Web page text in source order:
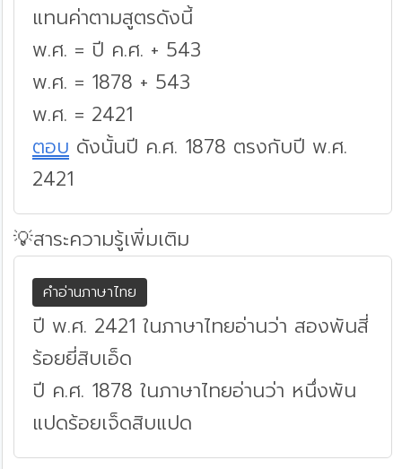
แทนค่าตามสูตรดังนี้
พ.ศ. = ปี ค.ศ. + 543
พ.ศ. = 1878 + 543
พ.ศ. = 2421
ตอบ ดังนั้นปี ค.ศ. 1878 ตรงกับปี พ.ศ.
2421
💡สาระความรู้เพิ่มเติม
คำอ่านภาษาไทย
ปี พ.ศ. 2421 ในภาษาไทยอ่านว่า สองพันสี่
ร้อยยี่สิบเอ็ด
ปี ค.ศ. 1878 ในภาษาไทยอ่านว่า หนึ่งพัน
แปดร้อยเจ็ดสิบแปด